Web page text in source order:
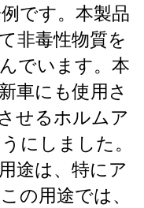
です。本製品
非毒性物質を
でいます。本
車にも使用さ
せるホルムア
にしました。
途は、特にア
の用途では、